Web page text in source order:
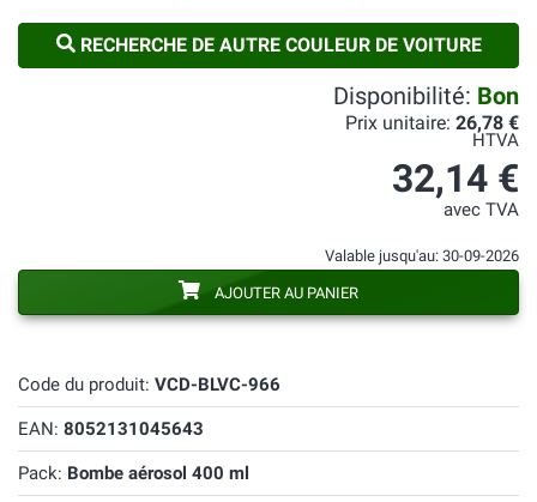
RECHERCHE DE AUTRE COULEUR DE VOITURE
Code du produit: VCD-BLVC-966
EAN: 8052131045643
Pack: Bombe aérosol 400 ml
Disponibilité: Bon
Prix unitaire: 26,78 €
HTVA
32,14 €
avec TVA
Valable jusqu'au: 30-09-2026
AJOUTER AU PANIER